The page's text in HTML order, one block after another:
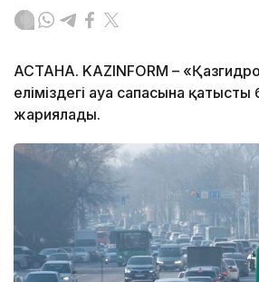
АСТАНА. KAZINFORM –
еліміздегі ауа сапасына
жариялады.